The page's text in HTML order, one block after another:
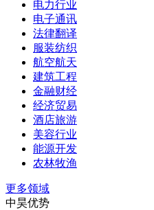
电力行业
电子通讯
法律翻译
服装纺织
航空航天
建筑工程
金融财经
经济贸易
酒店旅游
美容行业
能源开发
农林牧渔
更多领域
中昊优势